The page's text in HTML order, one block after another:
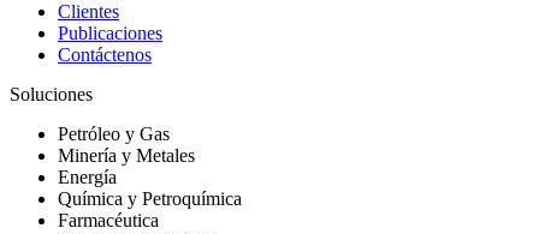
Clientes
Publicaciones
Contáctenos
Soluciones
Petróleo y Gas
Minería y Metales
Energía
Química y Petroquímica
Farmacéutica